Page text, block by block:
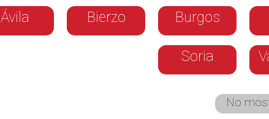
Los ganadores se desvelarán en
febrero, excepto el Premio
Ávila Bierzo Burgos
Soria
No